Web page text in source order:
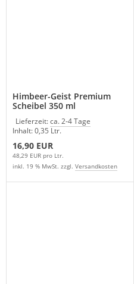
Himbeer-Geist Premium
Scheibel 350 ml
Lieferzeit:ca. 2-4 Tage
Inhalt: 0,35 Ltr.
16,90 EUR
48,29 EUR pro Ltr.
inkl. 19 % MwSt. zzgl. Versandkosten